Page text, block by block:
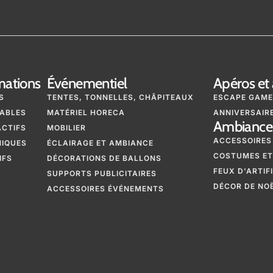
Événementiel
TENTES, TONNELLES, CHÂPITEAUX
MATÉRIEL HORECA
MOBILIER
ÉCLAIRAGE ET AMBIANCE
DÉCORATIONS DE BALLONS
SUPPORTS PUBLICITAIRES
ACCESSOIRES ÉVÉNEMENTS
Apéros et
ESCAPE
COSTUMES
FEUX
DÉCOR DE